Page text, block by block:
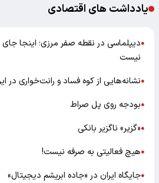
یادداشت های اقتصادی
●دیپلماسی در نقطه صفر مرزی؛ اینجا جای
نیست
●نشانه‌هایی از کوه فساد و رانت‌خواری در
●بودجه روی پل صراط
●«گزیر» ناگزیر بانکی
●هیچ فعالیتی به صرفه نیست!
●جایگاه ایران در «جاده ابریشم دیجیتال»